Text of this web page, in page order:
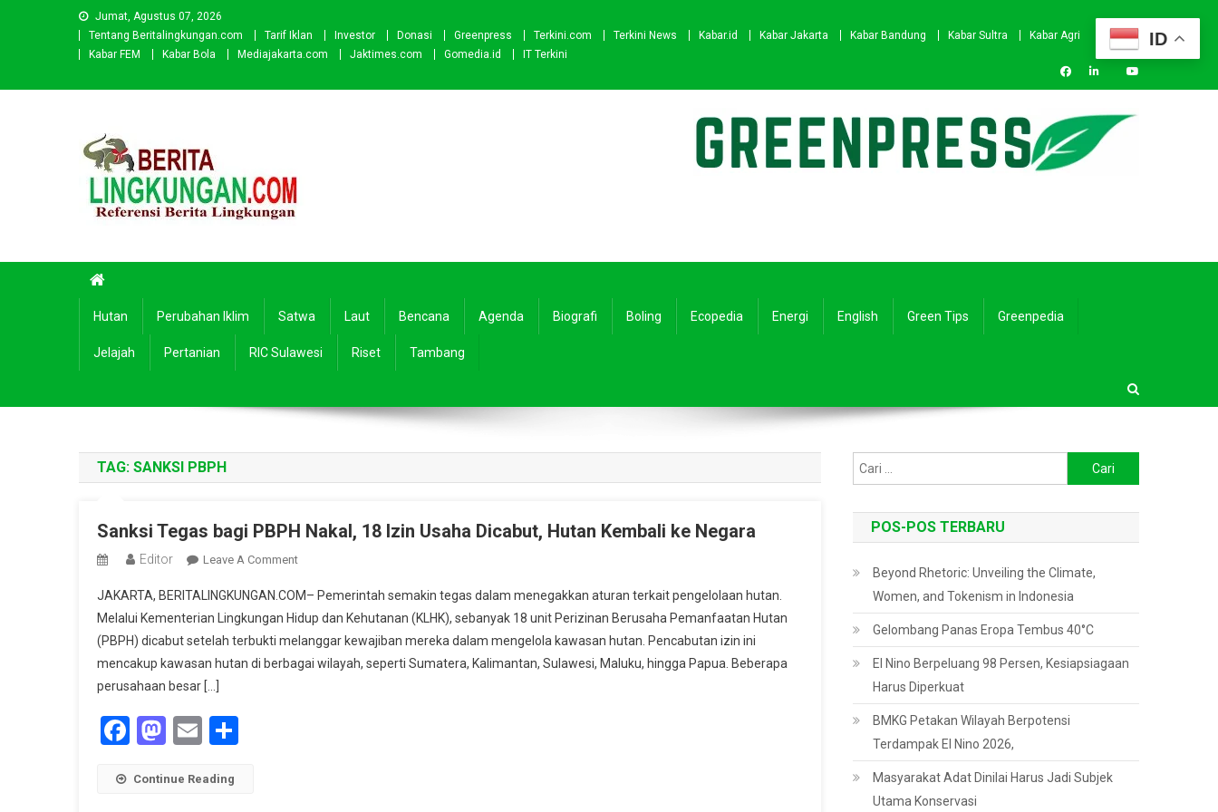
Jumat, Agustus 07, 2026
Tentang Beritalingkungan.com
Tarif Iklan Investor Donasi Greenpress Terkini.com Terkini News Kabar.id Kabar Jakarta Kabar Bandung Kabar Sultra
Kabar Agri
Kabar FEM
Kabar Bola Mediajakarta.com Jaktimes.com Gomedia.id IT Terkini
Hutan Perubahan Iklim Satwa Laut Bencana Agenda Biografi Boling Ecopedia Energi English Green Tips Greenpedia
Jelajah Pertanian RIC Sulawesi Riset Tambang
TAG: SANKSI PBPH
Sanksi Tegas bagi PBPH Nakal, 18 Izin Usaha Dicabut, Hutan Kembali ke Negara
Editor Leave A CommentOn
Tegas
Bagi
PBPH
Nakal,
JAKARTA, BERITALINGKUNGAN.COM– Pemerintah semakin tegas dalam menegakkan aturan terkait pengelolaan hutan.
Melalui Kementerian Lingkungan Hidup dan Kehutanan (KLHK), sebanyak 18 unit Perizinan Berusaha Pemanfaatan Hutan
(PBPH) dicabut setelah terbukti melanggar kewajiban mereka dalam mengelola kawasan hutan. Pencabutan izin ini
mencakup kawasan hutan di berbagai wilayah, seperti Sumatera, Kalimantan, Sulawesi, Maluku, hingga Papua. Beberapa
perusahaan besar […]
Facebook
Mastodon
Email
Continue Reading
untuk:
POS-POS TERBARU
Beyond Rhetoric: Unveiling the Climate,
Women, and Tokenism in Indonesia
Gelombang Panas Eropa Tembus 40°C
El Nino Berpeluang 98 Persen, Kesiapsiagaan
Harus Diperkuat
BMKG Petakan Wilayah Berpotensi
Terdampak El Nino 2026,
Masyarakat Adat Dinilai Harus Jadi Subjek
Utama Konservasi
ID